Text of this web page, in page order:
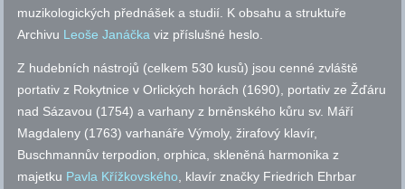
muzikologických přednášek a studií. K obsahu a struktuře
Archivu Leoše Janáčkaviz příslušné heslo.
Z hudebních nástrojů (celkem 530 kusů) jsou cenné zvláště
portativ z Rokytnice v Orlických horách (1690), portativ ze Žďáru
nad Sázavou (1754) a varhany z brněnského kůrusv. Máří
Magdaleny (1763) varhanáře Výmoly, žirafový klavír,
Buschmannův terpodion, orphica, skleněná harmonika z
majetku Pavla Křížkovského, klavír značky Friedrich Ehrbar